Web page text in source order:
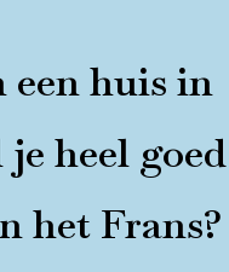
een huis in
heel goed
het Frans?